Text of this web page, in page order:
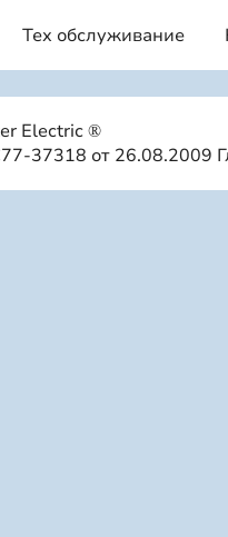
Тех обслуживание
Electric ®
37318 от 26.08.2009